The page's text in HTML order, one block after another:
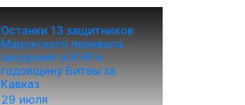
29 июля
Останки 13 защитников
Марухского перевала
захоронят в КЧР в
годовщину Битвы за
Кавказ